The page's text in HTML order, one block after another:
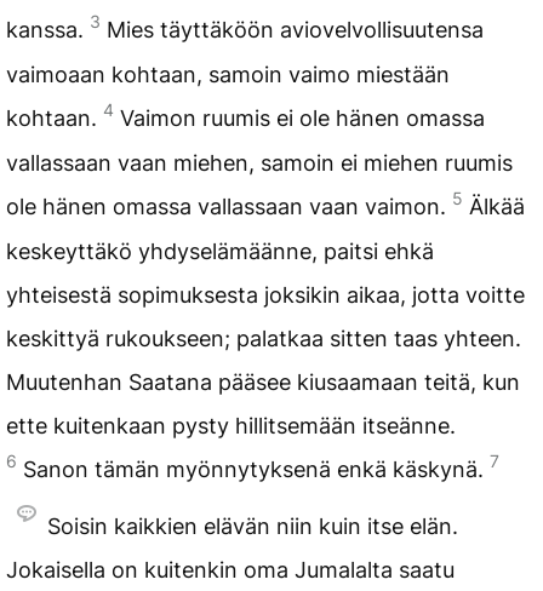
kanssa. 3 Mies täyttäköön aviovelvollisuutensa
vaimoaan kohtaan, samoin vaimo miestään
kohtaan. 4 Vaimon ruumis ei ole hänen omassa
vallassaan vaan miehen, samoin ei miehen ruumis
ole hänen omassa vallassaan vaan vaimon. 5 Älkää
keskeyttäkö yhdyselämäänne, paitsi ehkä
yhteisestä sopimuksesta joksikin aikaa, jotta voitte
keskittyä rukoukseen; palatkaa sitten taas yhteen.
Muutenhan Saatana pääsee kiusaamaan teitä, kun
ette kuitenkaan pysty hillitsemään itseänne.
6 Sanon tämän myönnytyksenä enkä käskynä. 7
Soisin kaikkien elävän niin kuin itse elän.
Jokaisella on kuitenkin oma Jumalalta saatu